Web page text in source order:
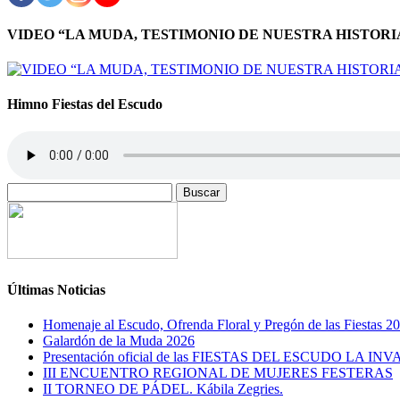
VIDEO “LA MUDA, TESTIMONIO DE NUESTRA
Himno Fiestas del Escudo
Últimas Noticias
Homenaje al Escudo, Ofrenda Floral y Pregón de las Fiestas
Galardón de la Muda 2026
Presentación oficial de las FIESTAS DEL ESCUDO LA
III ENCUENTRO REGIONAL DE MUJERES FESTERAS
II TORNEO DE PÁDEL. Kábila Zegries.